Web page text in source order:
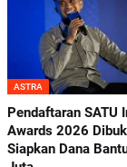
ASTRA
Pendaftaran SATU
Awards 2026
Siapkan Dana